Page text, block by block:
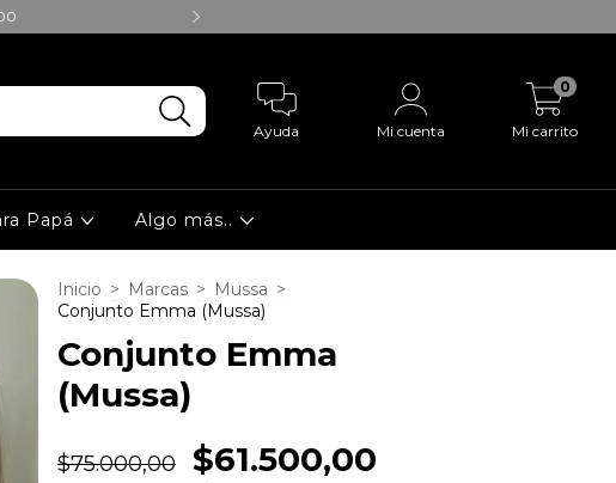
Ayuda Mi cuenta Mi carrito
0
Papá Algo más..
Inicio > Marcas > Mussa >
Conjunto Emma (Mussa)
Conjunto Emma
(Mussa)
$75.000,00 $61.500,00